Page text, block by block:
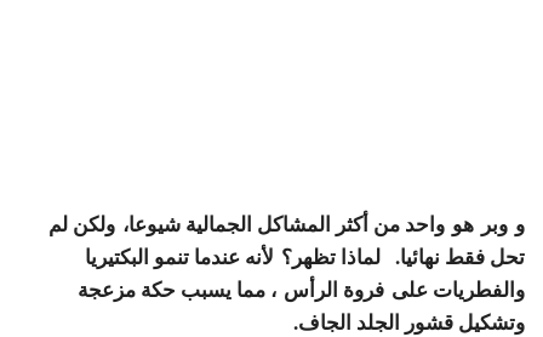
و وبر هو واحد من أكثر المشاكل الجمالية شيوعا، ولكن لم
تحل فقط نهائيا. لماذا تظهر؟ لأنه عندما تنمو البكتيريا
والفطريات على فروة الرأس ، مما يسبب حكة مزعجة
وتشكيل قشور الجلد الجاف.